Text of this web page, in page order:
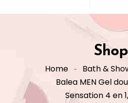
Shop
Home
Bath &
Balea MEN Gel
Sensation 4 en